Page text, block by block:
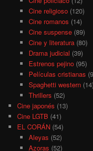
Cine religioso(120)
Cine romanos (14)
Cine suspense(89)
Cine y literatura(80)
Drama judicial (39)
Estrenos pejino(95)
Películas cristianas
Spaghetti western
Thrillers (52)
Cine japonés (13)
Cine LGTB (41)
EL CORÁN (54)
Aleyas (52)
Azoras (52)